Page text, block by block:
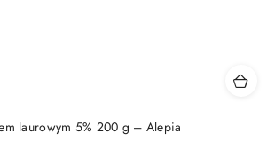
laurowym 5% 200 g – Alepia